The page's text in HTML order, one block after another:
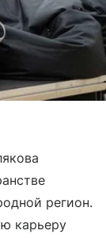
регион.
карьеру